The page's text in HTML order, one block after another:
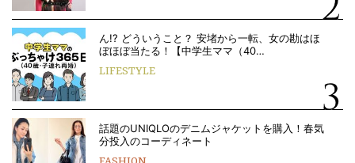
ん!? どういうこと？ 安堵から一転、女の勘はほ
ぼほぼ当たる！【中学生ママ（40…
LIFESTYLE
話題のUNIQLOのデニムジャケットを購入！春気
分投入のコーディネート